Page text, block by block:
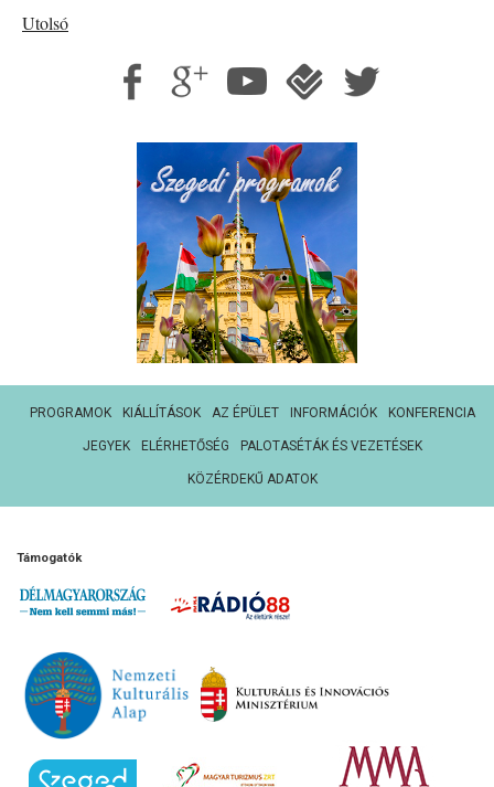
Utolsó
PROGRAMOK KIÁLLÍTÁSOK AZ ÉPÜLET INFORMÁCIÓK KONFERENCIA
JEGYEK ELÉRHETŐSÉG PALOTASÉTÁK ÉS VEZETÉSEK
KÖZÉRDEKŰ ADATOK
Támogatók